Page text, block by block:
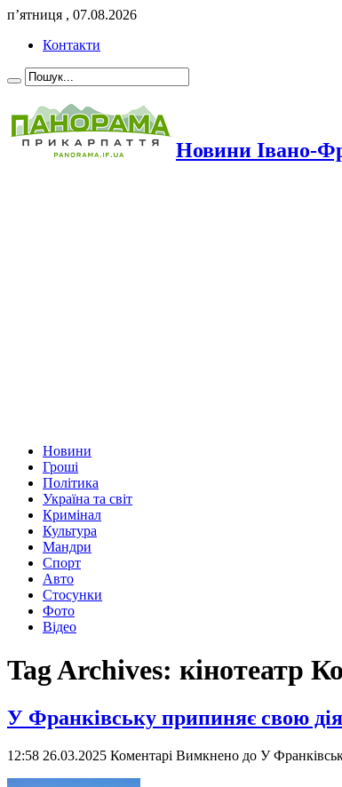
п’ятниця , 07.08.2026
Контакти
Новини Івано-
Новини
Гроші
Політика
Україна та світ
Кримінал
Культура
Мандри
Спорт
Авто
Стосунки
Фото
Відео
Tag Archives: кінотеатр
У Франківську припиняє свою
12:58 26.03.2025 Коментарі Вимкнено до У